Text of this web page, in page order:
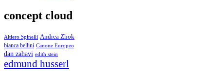
concept cloud
Altiero Spinelli Andrea Zhok
bianca bellini Canone Europeo
dan zahavi edith stein
edmund husserl